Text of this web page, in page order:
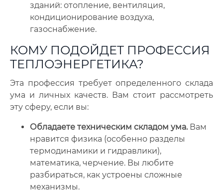
зданий: отопление, вентиляция,
кондиционирование воздуха,
газоснабжение.
КОМУ ПОДОЙДЕТ ПРОФЕССИЯ
ТЕПЛОЭНЕРГЕТИКА?
Эта профессия требует определенного склада
ума и личных качеств. Вам стоит рассмотреть
эту сферу, если вы:
Обладаете техническим складом ума.Вам
нравится физика (особенно разделы
термодинамики и гидравлики),
математика, черчение. Вы любите
разбираться, как устроены сложные
механизмы.